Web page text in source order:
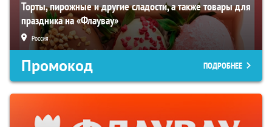
Торты, пирожные и другие сладости, а также товары для
праздника на «Флаувау»
Россия
Промокод ПОДРОБНЕЕ